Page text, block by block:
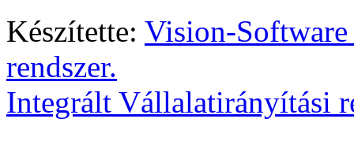
Készítette: Vision-
rendszer.
Integrált Vállalatirányítási